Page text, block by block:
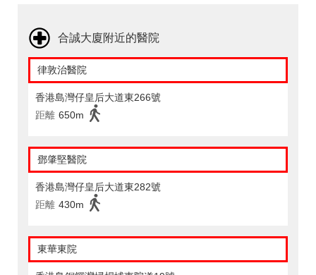
合誠大廈附近的醫院
律敦治醫院
香港島灣仔皇后大道東266號
距離 650m
鄧肇堅醫院
香港島灣仔皇后大道東282號
距離 430m
東華東院